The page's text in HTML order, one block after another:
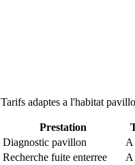
Tarifs adaptes a l'habitat
Prestation
Diagnostic pavillon
A
Recherche fuite enterree
A